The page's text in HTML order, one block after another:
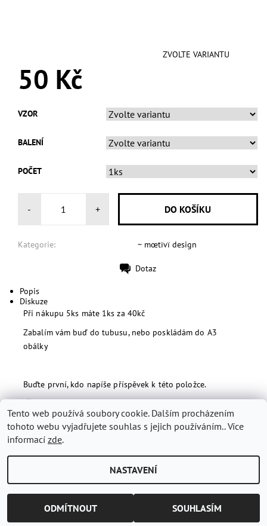
ZVOLTE VARIANTU
50 Kč
VZOR
BALENÍ
POČET
- +
Kategorie: ~ mœtïvï design
Dotaz
Popis
Diskuze
Při nákupu 5ks máte 1ks za 40kč
Zabalím vám buď do tubusu, nebo poskládám do A3
obálky
Buďte první, kdo napíše příspěvek k této položce.
Přidat komentář
2026 © Shoppi Dva, všechna práva vyhrazena
Tento web používá soubory cookie. Dalším procházením
tohoto webu vyjadřujete souhlas s jejich používáním.. Více
informací zde.
NASTAVENÍ
ODMÍTNOUT SOUHLASÍM